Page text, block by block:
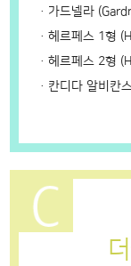
ㆍ가드넬라
ㆍ헤르페스 1형
ㆍ헤르페스 2형
ㆍ칸디다 알비칸